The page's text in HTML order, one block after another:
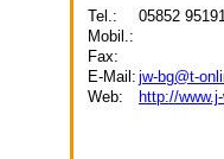
Tel.:
05852
Mobil.:
Fax:
E-Mail: jw-bg@t-
Web:
http://